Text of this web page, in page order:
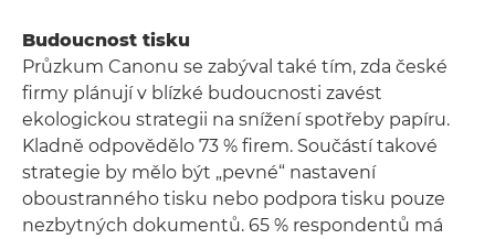
Budoucnost tisku
Průzkum Canonu se zabýval také tím, zda české
firmy plánují v blízké budoucnosti zavést
ekologickou strategii na snížení spotřeby papíru.
Kladně odpovědělo 73 % firem. Součástí takové
strategie by mělo být „pevné“ nastavení
oboustranného tisku nebo podpora tisku pouze
nezbytných dokumentů. 65 % respondentů má